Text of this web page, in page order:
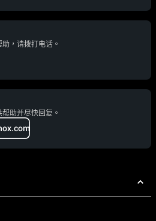
，请拨打电话。
助并尽快回复。